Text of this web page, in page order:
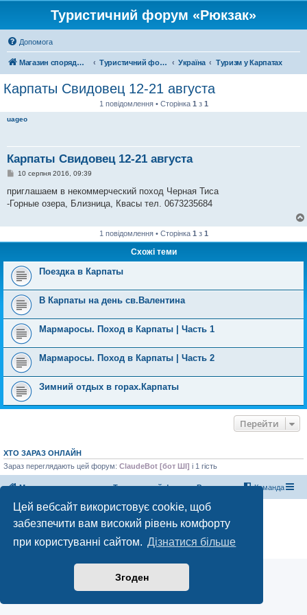
Цей вебсайт використовує cookie, щоб
забезпечити вам високий рівень комфорту
при користуванні сайтом. Дізнатися більше
Згоден
Туристичний форум «Рюкзак»
Допомога
Магазин спорядження Туристичний форум «Рюкзак» Україна Туризм у Карпатах
Карпаты Свидовец 12-21 августа
1 повідомлення • Сторінка 1 з 1
uageo
Карпаты Свидовец 12-21 августа
П
в
д
я
10 серпня 2016, 09:39
приглашаем в некоммерческий поход Черная Тиса
-Горные озера, Близница, Квасы тел. 0673235684
1 повідомлення • Сторінка 1 з 1
Схожі теми
Поездка в Карпаты
В Карпаты на день св.Валентина
Мармаросы. Поход в Карпаты | Часть 1
Мармаросы. Поход в Карпаты | Часть 2
Зимний отдых в горах.Карпаты
Перейти
ХТО ЗАРАЗ ОНЛАЙН
Зараз переглядають цей форум: ClaudeBot [бот ШІ] і 1 гість
Магазин спорядження Туристичний форум «Рюкзак» Команда
Працює на phpBB® Forum Software © phpBB Limited
Конфіденційність|Умови